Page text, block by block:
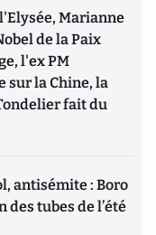
Marianne
de la Paix
l'ex PM
sur la Chine, la
fait du
antisémite : Boro
des tubes de l’été